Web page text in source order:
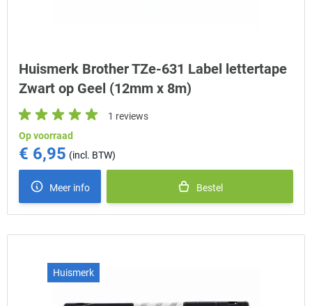
Huismerk Brother TZe-631 Label lettertape
Zwart op Geel (12mm x 8m)
1 reviews
Op voorraad
€ 6,95
Meer info Bestel
Huismerk